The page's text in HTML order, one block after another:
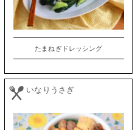
たまねぎドレッシング
いなりうさぎ